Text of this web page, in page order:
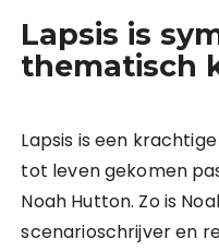
Lapsis is
thematisch
Lapsis is een
tot leven gekomen
Noah Hutton. Zo is
scenarioschrijver en